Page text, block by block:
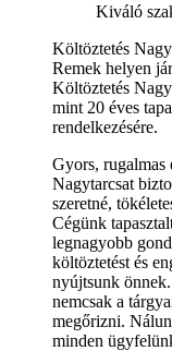
Kiváló
Költöztetés
Remek helyen
Költöztetés
mint 20 éves
rendelkezésére.
Gyors, rugalmas
Nagytarcsat
szeretné,
Cégünk
legnagyobb
költöztetést és
nyújtsunk
nemcsak a
megőrizni.
minden